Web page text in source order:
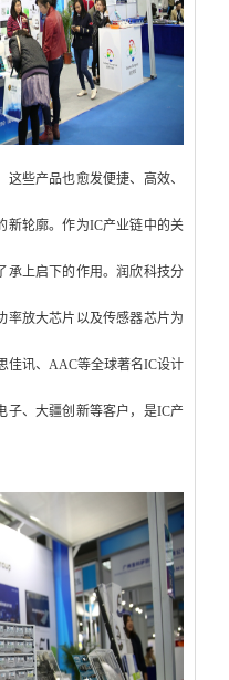
些产品也愈发便捷、高效、
新轮廓。作为IC产业链中的关
承上启下的作用。润欣科技分
率放大芯片以及传感器芯片为
佳讯、AAC等全球著名IC设计
子、大疆创新等客户，是IC产